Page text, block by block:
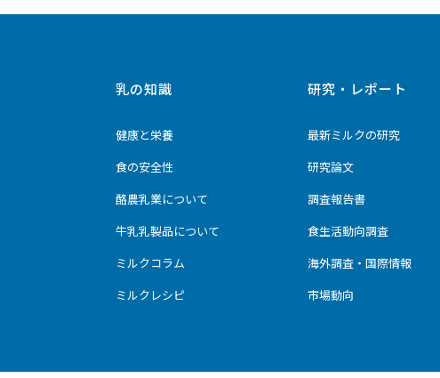
乳の知識
健康と栄養
食の安全性
酪農乳業について
牛乳乳製品について
ミルクコラム
ミルクレシピ
研究・レポート
最新ミルクの研究
研究論文
調査報告書
食生活動向調査
海外調査・国際情報
市場動向